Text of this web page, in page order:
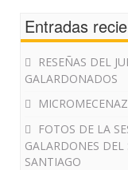
Entradas
RESEÑAS DEL
GALARDONADOS
FOTOS DE LA
GALARDONES
SANTIAGO